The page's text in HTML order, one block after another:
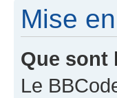
Mise
Que sont
Le